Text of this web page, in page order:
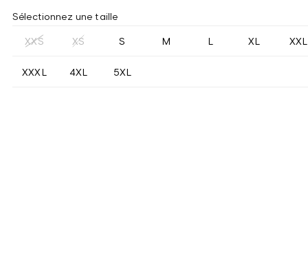
Sélectionnez une taille
XXS XS S M L XL XXL
XXXL 4XL 5XL